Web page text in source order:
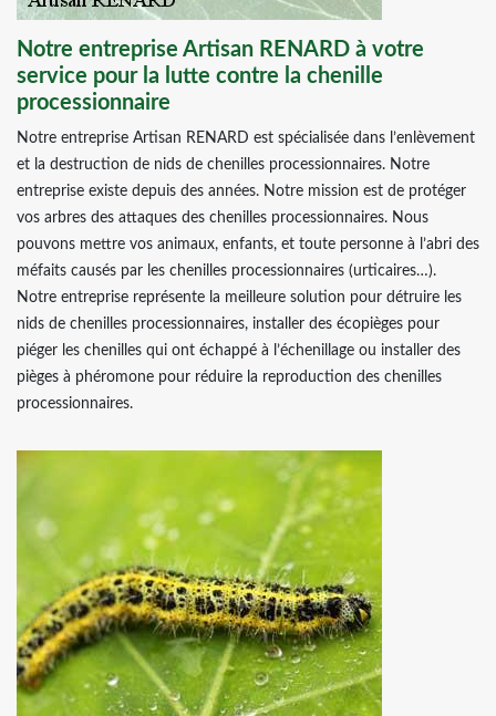
Notre entreprise Artisan RENARD à votre
service pour la lutte contre la chenille
processionnaire
Notre entreprise Artisan RENARD est spécialisée dans l’enlèvement
et la destruction de nids de chenilles processionnaires. Notre
entreprise existe depuis des années. Notre mission est de protéger
vos arbres des attaques des chenilles processionnaires. Nous
pouvons mettre vos animaux, enfants, et toute personne à l’abri des
méfaits causés par les chenilles processionnaires (urticaires…).
Notre entreprise représente la meilleure solution pour détruire les
nids de chenilles processionnaires, installer des écopièges pour
piéger les chenilles qui ont échappé à l’échenillage ou installer des
pièges à phéromone pour réduire la reproduction des chenilles
processionnaires.